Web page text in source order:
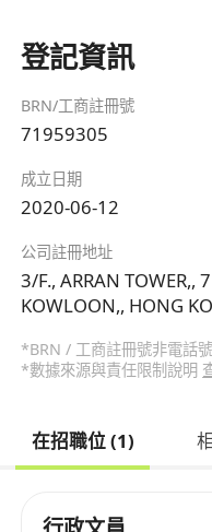
登記資訊
BRN/工商註冊號
71959305
成立日期
2020-06-12
公司註冊地址
3/F., ARRAN TOWER,,
KOWLOON,, HONG
*BRN / 工商註冊號非電話
*數據來源與責任限制說明
在招職位 (1)